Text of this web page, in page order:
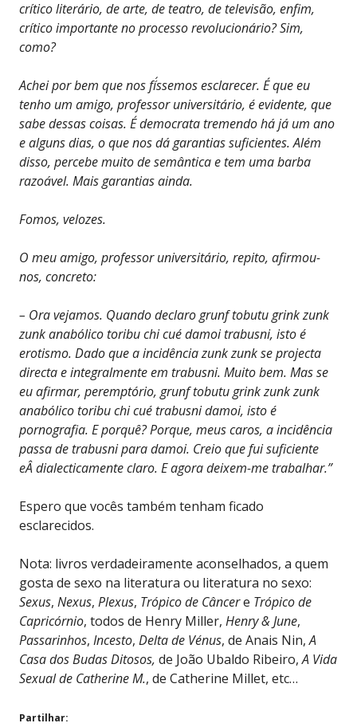
crítico literário, de arte, de teatro, de televisão, enfim,
crítico importante no processo revolucionário? Sim,
como?
Achei por bem que nos fí´ssemos esclarecer. É que eu
tenho um amigo, professor universitário, é evidente, que
sabe dessas coisas. É democrata tremendo há já um ano
e alguns dias, o que nos dá garantias suficientes. Além
disso, percebe muito de semântica e tem uma barba
razoável. Mais garantias ainda.
Fomos, velozes.
O meu amigo, professor universitário, repito, afirmou-
nos, concreto:
– Ora vejamos. Quando declaro grunf tobutu grink zunk
zunk anabólico toribu chi cué damoi trabusni, isto é
erotismo. Dado que a incidência zunk zunk se projecta
directa e integralmente em trabusni. Muito bem. Mas se
eu afirmar, peremptório, grunf tobutu grink zunk zunk
anabólico toribu chi cué trabusni damoi, isto é
pornografia. E porquê? Porque, meus caros, a incidência
passa de trabusni para damoi. Creio que fui suficiente
eÂ dialecticamente claro. E agora deixem-me trabalhar.”
Espero que vocês também tenham ficado
esclarecidos.
Nota: livros verdadeiramente aconselhados, a quem
gosta de sexo na literatura ou literatura no sexo:
Sexus, Nexus, Plexus, Trópico de Câncere Trópico de
Capricórnio, todos de Henry Miller, Henry & June,
Passarinhos, Incesto, Delta de Vénus, de Anais Nin,A
Casa dos Budas Ditosos, de João Ubaldo Ribeiro,A Vida
Sexual de Catherine M., de Catherine Millet, etc…
Partilhar: